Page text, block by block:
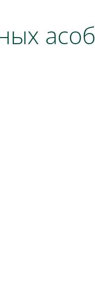
асоб